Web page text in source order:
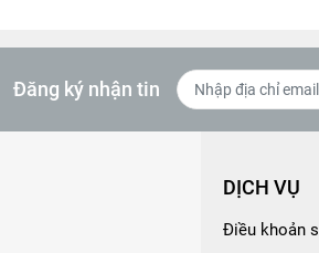
Đăng ký nhận tin
DỊCH VỤ
Điều khoản